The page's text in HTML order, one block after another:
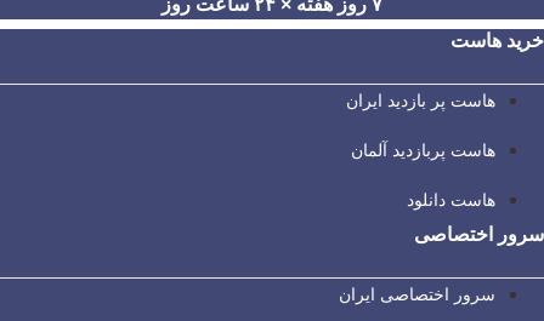
۷ روز هفته × ۲۴ ساعت روز
خرید هاست
هاست پر بازدید ایران
هاست پربازدید آلمان
هاست دانلود
سرور اختصاصی
سرور اختصاصی ایران